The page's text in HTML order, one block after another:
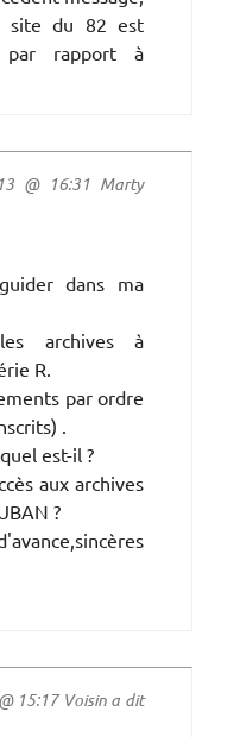
site du 82 est
par rapport à
@ 16:31 Marty
dans ma
archives à
R.
par ordre
.
est-il ?
aux archives
?
15:17 Voisin a dit